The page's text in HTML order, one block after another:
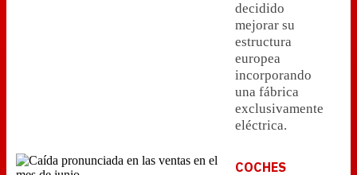
decidido
mejorar su
estructura
europea
incorporando
una fábrica
exclusivamente
eléctrica.
COCHES